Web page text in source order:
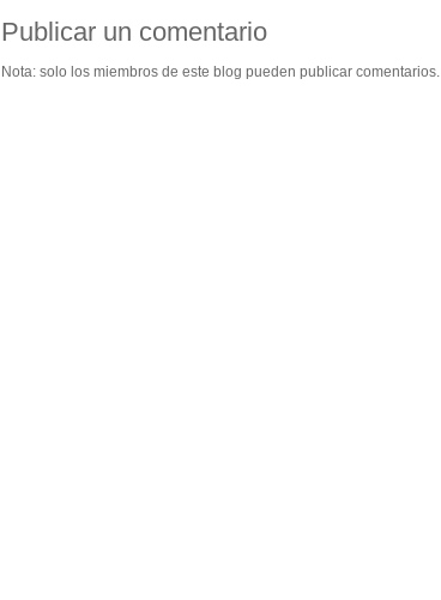
Publicar un comentario
Nota: solo los miembros de este blog pueden publicar comentarios.